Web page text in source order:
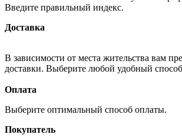
Введите правильный индекс.
Доставка
В зависимости от места жительства вам
доставки. Выберите любой удобный
Оплата
Выберите оптимальный способ оплаты.
Покупатель